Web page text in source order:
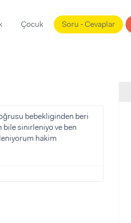
Çocuk Soru - Cevaplar
bebekliginden beri
sinirleniyo ve ben
hakim